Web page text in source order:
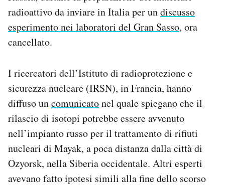
radioattivo da inviare in Italia per undiscusso
esperimento nei laboratori del Gran Sasso, ora
cancellato.
I ricercatori dell’Istituto di radioprotezione e
sicurezza nucleare (IRSN), in Francia, hanno
diffuso uncomunicatonel quale spiegano che il
rilascio di isotopi potrebbe essere avvenuto
nell’impianto russo per il trattamento di rifiuti
nucleari di Mayak, a poca distanza dalla città di
Ozyorsk, nella Siberia occidentale. Altri esperti
avevano fatto ipotesi simili alla fine dello scorso